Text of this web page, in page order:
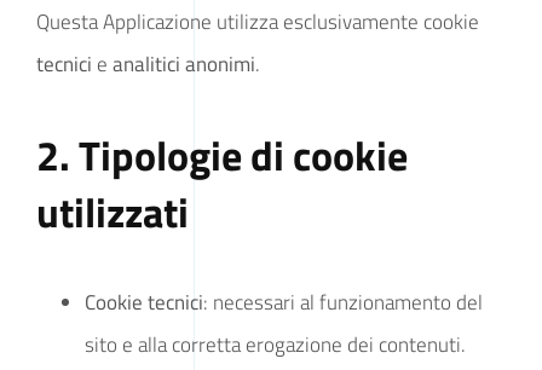
Questa Applicazione utilizza esclusivamente cookie
tecnici eanalitici anonimi.
2. Tipologie di cookie
utilizzati
Cookie tecnici: necessari al funzionamento del
sito e alla corretta erogazione dei contenuti.